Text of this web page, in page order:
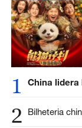
1 China lidera
2 Bilheteria